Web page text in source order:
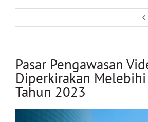
Pasar Pengawasan
Diperkirakan
Tahun 2023